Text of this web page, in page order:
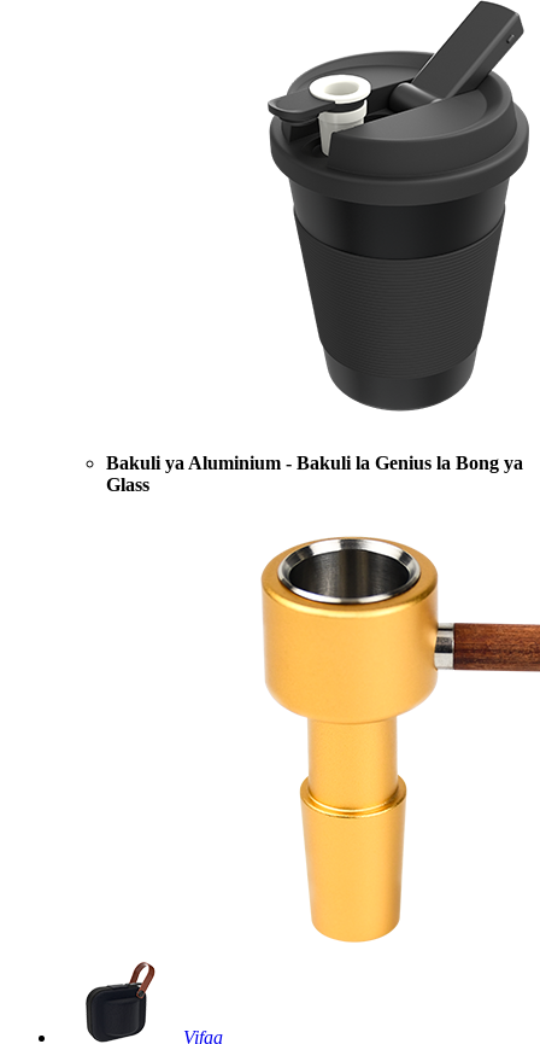
Bakuli ya Aluminium - Bakuli la Genius la Bong ya
Glass
Vifaa